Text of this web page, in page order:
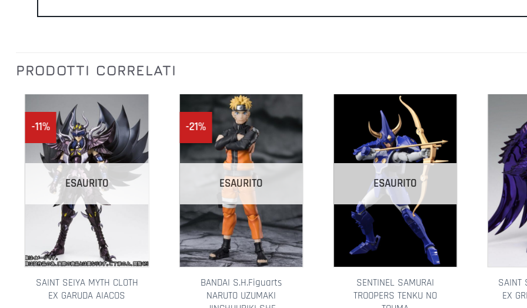
PRODOTTI CORRELATI
-11%
Aggiungi alla lista dei desideri
ESAURITO
SAINT SEIYA MYTH CLOTH
EX GARUDA AIACOS
-21%
Aggiungi alla lista dei desideri
ESAURITO
BANDAI S.H.Figuarts
NARUTO UZUMAKI
Aggiungi alla lista dei desideri
ESAURITO
SENTINEL SAMURAI
TROOPERS TENKU NO
SAINT
EX